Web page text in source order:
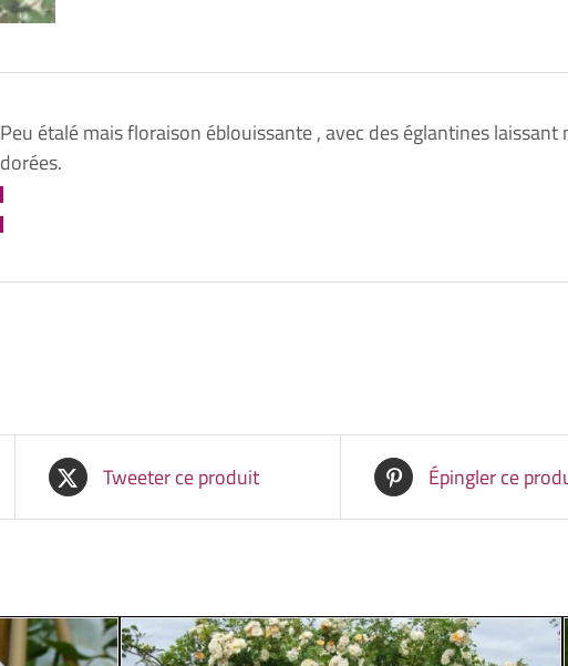
Peu étalé mais floraison éblouissante , avec des églantines
dorées.
Tweeter ce produit Épingler ce